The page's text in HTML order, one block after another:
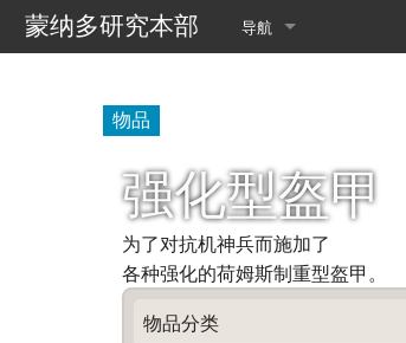
蒙纳多研究本部 导航
随机页面
翻译查询
乐园数据管理室
物品
强化型盔甲
为了对抗机神兵而施加了
各种强化的荷姆斯制重型盔甲。
物品分类